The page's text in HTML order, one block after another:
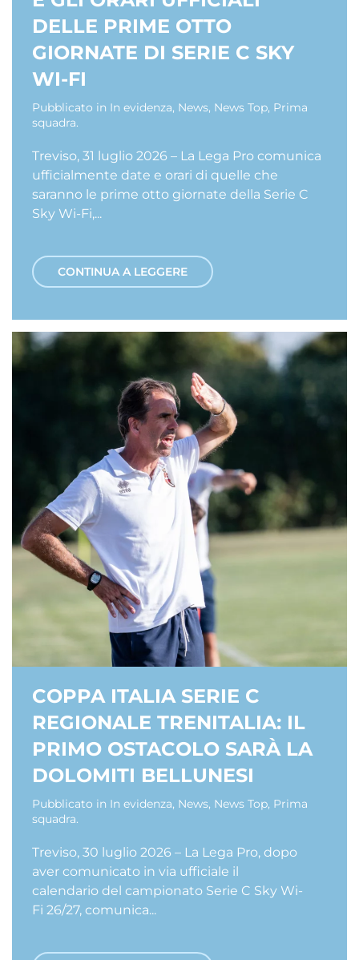
DELLE PRIME OTTO
GIORNATE DI SERIE C SKY
WI-FI
Pubblicato in In evidenza, News, News Top, Prima
squadra.
Treviso, 31 luglio 2026 – La Lega Pro comunica
ufficialmente date e orari di quelle che
saranno le prime otto giornate della Serie C
Sky Wi-Fi,...
CONTINUA A LEGGERE
COPPA ITALIA SERIE C
REGIONALE TRENITALIA: IL
PRIMO OSTACOLO SARÀ LA
DOLOMITI BELLUNESI
Pubblicato in In evidenza, News, News Top, Prima
squadra.
Treviso, 30 luglio 2026 – La Lega Pro, dopo
aver comunicato in via ufficiale il
calendario del campionato Serie C Sky Wi-
Fi 26/27, comunica...